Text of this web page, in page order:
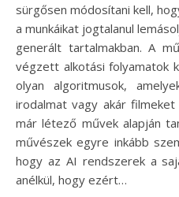
sürgősen módosítani kell,
a munkáikat jogtalanul
generált tartalmakban. A
végzett alkotási folyamatok
olyan algoritmusok,
irodalmat vagy akár
már létező művek alapján
művészek egyre inkább
hogy az AI rendszerek a
anélkül, hogy ezért…